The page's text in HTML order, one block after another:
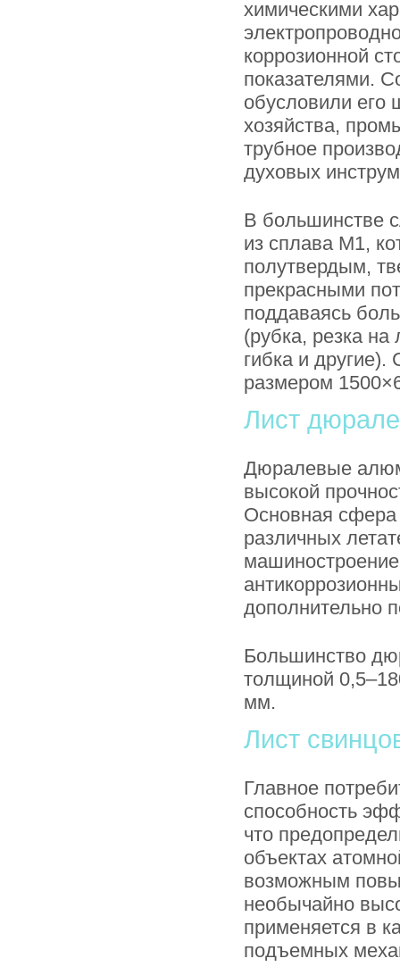
химическими
коррозионной
показателями.
обусловили его
хозяйства,
трубное
духовых
В большинстве
из сплава М1,
полутвердым,
прекрасными
поддаваясь
(рубка, резка
гибка и
размером
Лист
Дюралевые
высокой
Основная
различных
дополнительно
Большинство
толщиной
мм.
Лист
Главное
способность
что
объектах
возможным
необычайно
применяется в
подъемных